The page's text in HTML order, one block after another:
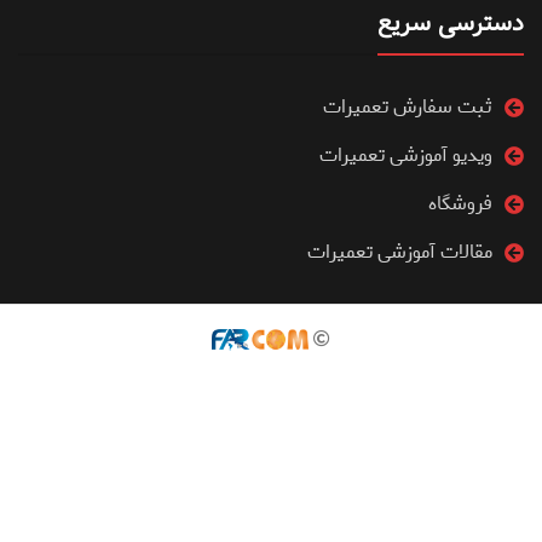
دسترسی سریع
ثبت سفارش تعمیرات
ویدیو آموزشی تعمیرات
فروشگاه
مقالات آموزشی تعمیرات